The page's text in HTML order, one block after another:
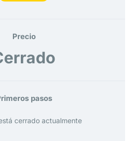
Precio
pasos
cerrado actualmente